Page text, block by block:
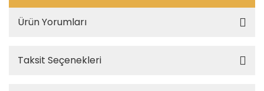
Ürün Yorumları
Taksit Seçenekleri